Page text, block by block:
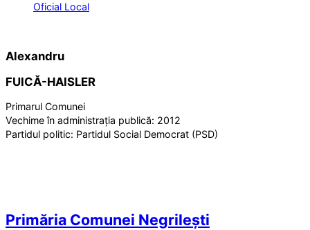
Oficial Local
Alexandru
FUICĂ-HAISLER
Primarul Comunei
Vechime în administrația publică: 2012
Partidul politic: Partidul Social Democrat (PSD)
Primăria Comunei Negrilești